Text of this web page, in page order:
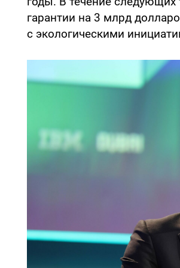
гарантии на 3 млрд
с экологическими